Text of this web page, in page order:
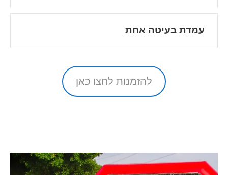
עמדת בעיטה אחת
להזמנות לחצו כאן